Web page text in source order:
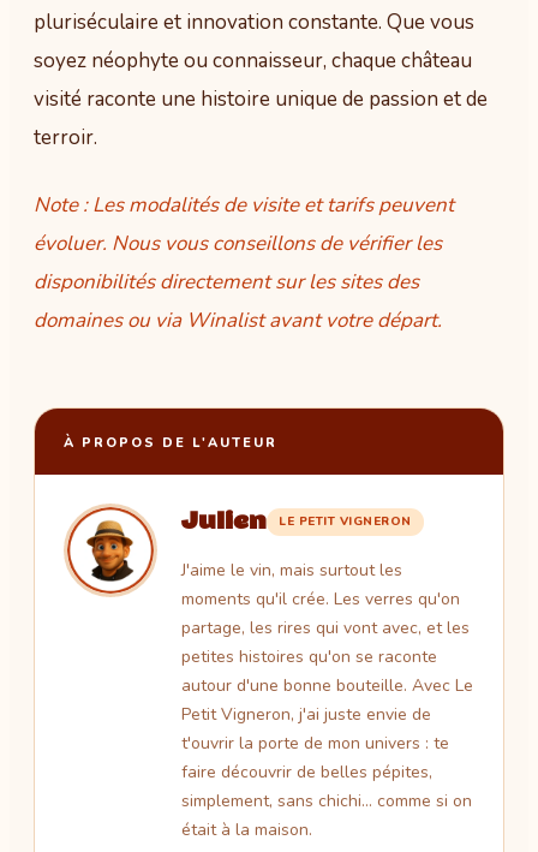
pluriséculaire et innovation constante. Que vous
soyez néophyte ou connaisseur, chaque château
visité raconte une histoire unique de passion et de
terroir.
Note : Les modalités de visite et tarifs peuvent
évoluer. Nous vous conseillons de vérifier les
disponibilités directement sur les sites des
domaines ou via Winalist avant votre départ.
À PROPOS DE L'AUTEUR
Julien LE PETIT VIGNERON
J'aime le vin, mais surtout les
moments qu'il crée. Les verres qu'on
partage, les rires qui vont avec, et les
petites histoires qu'on se raconte
autour d'une bonne bouteille. Avec Le
Petit Vigneron, j'ai juste envie de
t'ouvrir la porte de mon univers : te
faire découvrir de belles pépites,
simplement, sans chichi… comme si on
était à la maison.